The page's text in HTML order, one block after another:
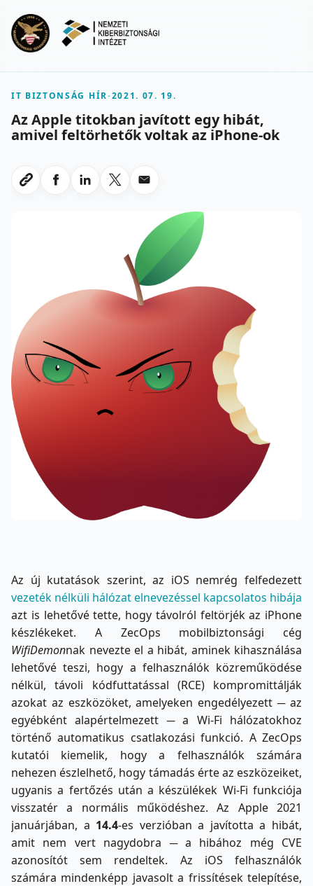
IT BIZTONSÁG HÍR-2021. 07. 19.
Az Apple titokban javított egy hibát,
amivel feltörhetők voltak az iPhone-ok
Link masolasa
Megosztas Facebookon
Megosztas LinkedInen
Megosztas X-en
Megosztas emailben
Az új kutatások szerint, az iOS nemrég felfedezett
vezeték nélküli hálózat elnevezéssel kapcsolatos hibája
azt is lehetővé tette, hogy távolról feltörjék az iPhone
készlékeket. A ZecOps mobilbiztonsági cég
WifiDemonnak nevezte el a hibát, aminek kihasználása
lehetővé teszi, hogy a felhasználók közreműködése
nélkül, távoli kódfuttatással (RCE) kompromittálják
azokat az eszközöket, amelyeken engedélyezett ─ az
egyébként alapértelmezett ─ a Wi-Fi hálózatokhoz
történő automatikus csatlakozási funkció. A ZecOps
kutatói kiemelik, hogy a felhasználók számára
nehezen észlelhető, hogy támadás érte az eszközeiket,
ugyanis a fertőzés után a készülékek Wi-Fi funkciója
visszatér a normális működéshez. Az Apple 2021
januárjában, a 14.4-es verzióban a javította a hibát,
amit nem vert nagydobra ─ a hibához még CVE
azonosítót sem rendeltek. Az iOS felhasználók
számára mindenképp javasolt a frissítések telepítése,